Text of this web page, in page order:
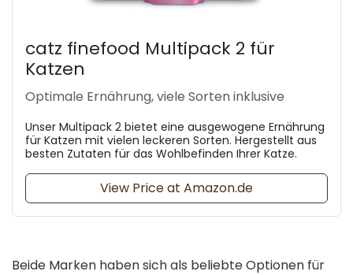
catz finefood Multipack 2 für
Katzen
Optimale Ernährung, viele Sorten inklusive
Unser Multipack 2 bietet eine ausgewogene Ernährung
für Katzen mit vielen leckeren Sorten. Hergestellt aus
besten Zutaten für das Wohlbefinden Ihrer Katze.
View Price at Amazon.de
Beide Marken haben sich als beliebte Optionen für